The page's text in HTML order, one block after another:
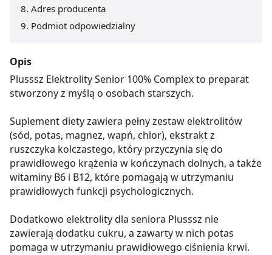
Adres producenta
Podmiot odpowiedzialny
Opis
Plusssz Elektrolity Senior 100% Complex to preparat
stworzony z myślą o osobach starszych.
Suplement diety zawiera pełny zestaw elektrolitów
(sód, potas, magnez, wapń, chlor), ekstrakt z
ruszczyka kolczastego, który przyczynia się do
prawidłowego krążenia w kończynach dolnych, a także
witaminy B6 i B12, które pomagają w utrzymaniu
prawidłowych funkcji psychologicznych.
Dodatkowo elektrolity dla seniora Plusssz nie
zawierają dodatku cukru, a zawarty w nich potas
pomaga w utrzymaniu prawidłowego ciśnienia krwi.